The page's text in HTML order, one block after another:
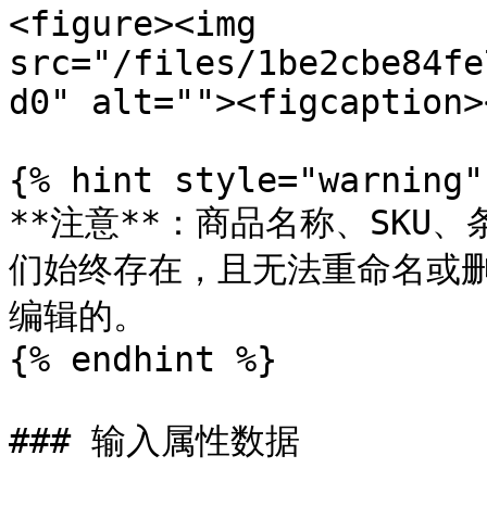
<figure><img
src="/files/
d0"
{% hint style="warning"
**注意**：商品名称、SKU、
们始终存在，且无法重命名或
编辑的。
{% endhint %}
### 输入属性数据